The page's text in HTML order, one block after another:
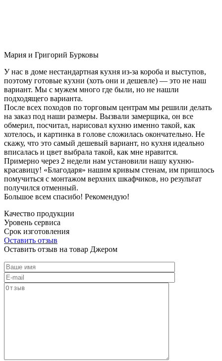
Мария и Григорий Бурковы
У нас в доме нестандартная кухня из-за короба и выступов,
поэтому готовые кухни (хоть они и дешевле) — это не наш
вариант. Мы с мужем много где были, но не нашли
подходящего варианта.
После всех походов по торговым центрам мы решили делать
на заказ под наши размеры. Вызвали замерщика, он все
обмерил, посчитал, нарисовал кухню именно такой, как
хотелось, и картинка в голове сложилась окончательно. Не
скажу, что это самый дешевый вариант, но кухня идеально
вписалась и цвет выбрала такой, как мне нравится.
Примерно через 2 недели нам установили нашу кухню-
красавицу! «Благодаря» нашим кривым стенам, им пришлось
помучиться с монтажом верхних шкафчиков, но результат
получился отменный.
Большое всем спасибо! Рекомендую!
Качество продукции
Уровень сервиса
Срок изготовления
Оставить отзыв
Оставить отзыв на товар Джером